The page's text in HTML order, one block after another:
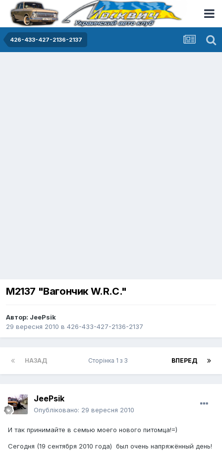
426-433-427-2136-2137
М2137 "Вагончик W.R.C."
Автор: JeePsik
29 вересня 2010 в 426-433-427-2136-2137
НАЗАД ВПЕРЕД
Сторінка 1 з 3
JeePsik
Опубліковано: 29 вересня 2010
И так принимайте в семью моего нового питомца!=)
Сегодня (19 сентября 2010 года) был очень напряжённый день!